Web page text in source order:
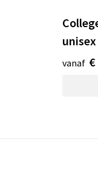
unisex
vanaf